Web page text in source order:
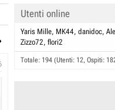
Utenti online
Yaris Mille MK44 danidoc
Zizzo72 flori2
Totale: 194 (Utenti: 12, Ospiti: